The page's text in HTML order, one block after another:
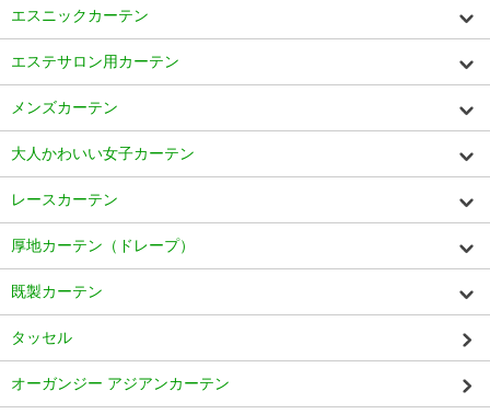
エスニックカーテン
エステサロン用カーテン
メンズカーテン
大人かわいい女子カーテン
レースカーテン
厚地カーテン（ドレープ）
既製カーテン
タッセル
オーガンジー アジアンカーテン